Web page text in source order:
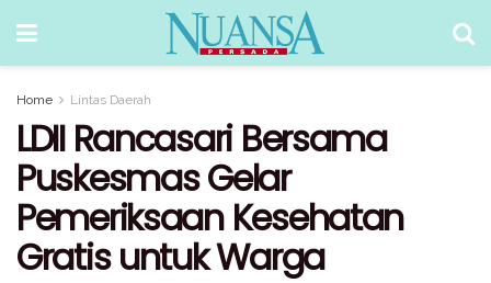
Home Lintas Daerah
LDII Rancasari Bersama
Puskesmas Gelar
Pemeriksaan Kesehatan
Gratis untuk Warga